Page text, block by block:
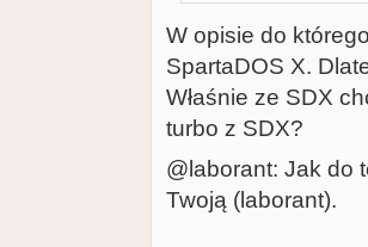
W opisie do
SpartaDOS X.
Właśnie ze SDX
turbo z SDX?
@laborant: Jak do
Twoją (laborant).